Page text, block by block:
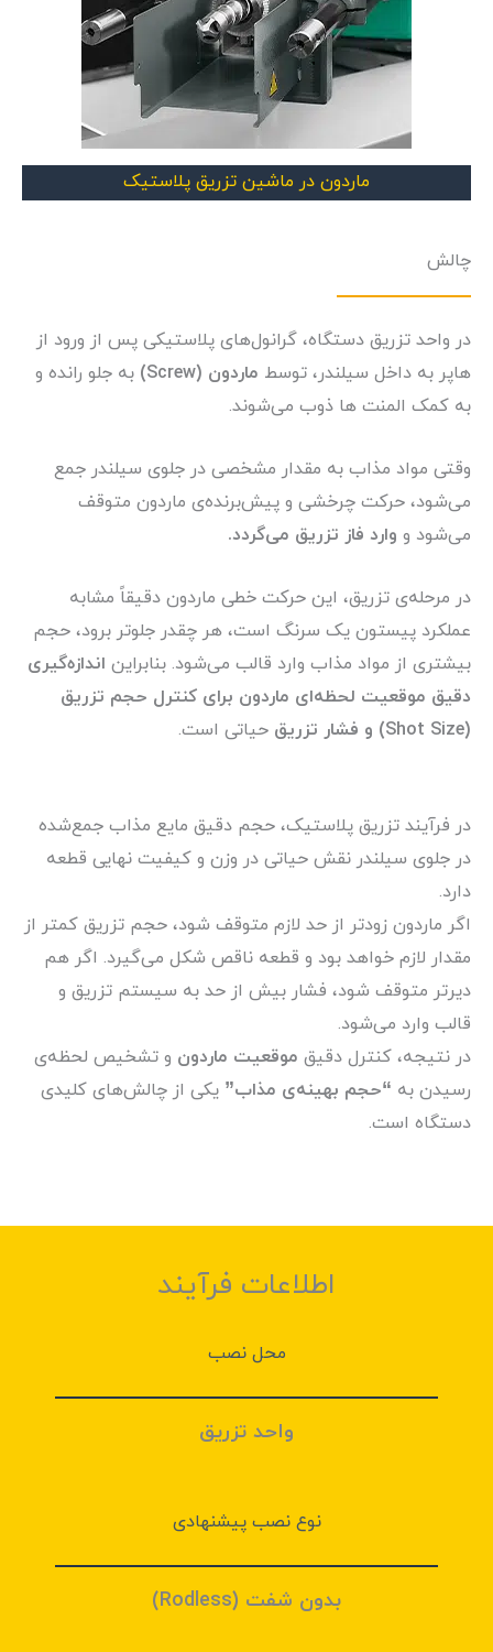
چالش
در واحد تزریق دستگاه، گرانول‌های پلاستیکی پس از ورود از
هاپر به داخل سیلندر، توسط ماردون (Screw)
به جلو رانده و
به کمک المنت ها ذوب می‌شوند.
وقتی مواد مذاب به مقدار مشخصی در جلوی سیلندر جمع
می‌شود، حرکت چرخشی و پیش‌برنده‌ی ماردون متوقف
می‌شود و وارد فاز تزریق می‌گردد.
در مرحله‌ی تزریق، این حرکت خطی ماردون دقیقاً مشابه
عملکرد پیستون یک سرنگ است، هر چقدر جلوتر برود، حجم
بیشتری از مواد مذاب وارد قالب می‌شود. بنابراین اندازه‌گیری
دقیق موقعیت لحظه‌ای ماردون برای کنترل حجم تزریق
(Shot Size) و فشار تزریق
حیاتی است.
ماردون در ماشین تزریق پلاستیک
در فرآیند تزریق پلاستیک، حجم دقیق مایع مذاب جمع‌شده
در جلوی سیلندر نقش حیاتی در وزن و کیفیت نهایی قطعه
دارد.
اگر ماردون زودتر از حد لازم متوقف شود، حجم تزریق کمتر از
مقدار لازم خواهد بود و قطعه ناقص شکل می‌گیرد. اگر هم
دیرتر متوقف شود، فشار بیش از حد به سیستم تزریق و
قالب وارد می‌شود.
در نتیجه، کنترل دقیق موقعیت ماردون و تشخیص لحظه‌ی
رسیدن به “حجم بهینه‌ی مذاب” یکی از چالش‌های کلیدی
دستگاه است.
اطلاعات فرآیند
محل نصب
واحد تزریق
نوع نصب پیشنهادی
بدون شفت (Rodless)